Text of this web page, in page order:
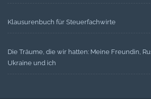
Klausurenbuch für Steuerfachwirte
Die Träume, die wir hatten: Meine Freundin,
Ukraine und ich